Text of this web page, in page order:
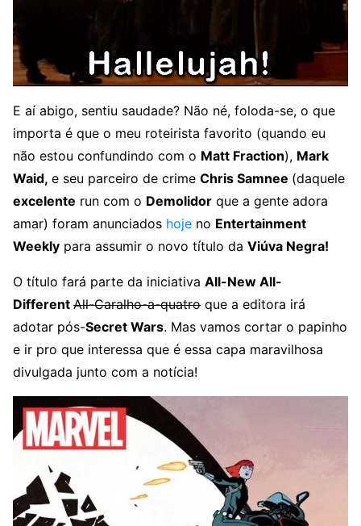
E aí abigo, sentiu saudade? Não né, foloda-se, o que
importa é que o meu roteirista favorito (quando eu
não estou confundindo com o Matt Fraction), Mark
Waid, e seu parceiro de crime Chris Samnee (daquele
excelente run com o Demolidor que a gente adora
amar) foram anunciados hoje no Entertainment
Weekly para assumir o novo título da Viúva Negra!
O título fará parte da iniciativa All-New All-
Different All-Caralho-a-quatro que a editora irá
adotar pós-Secret Wars. Mas vamos cortar o papinho
e ir pro que interessa que é essa capa maravilhosa
divulgada junto com a notícia!